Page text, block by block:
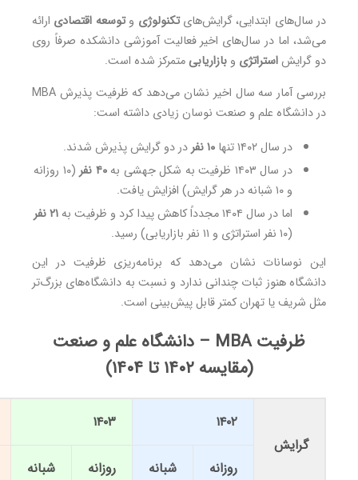
در سال‌های ابتدایی، گرایش‌هایتکنولوژی وتوسعه اقتصادی ارائه
می‌شد، اما در سال‌های اخیر فعالیت آموزشی دانشکده صرفاً روی
دو گرایش استراتژی و بازاریابیمتمرکز شده است.
بررسی آمار سه سال اخیر نشان می‌دهد که ظرفیت پذیرش MBA
در دانشگاه علم و صنعت نوسان زیادی داشته است:
در سال ۱۴۰۲ تنها
۱۰ نفر
در دو گرایش پذیرش شدند.
در سال ۱۴۰۳ ظرفیت به شکل جهشی به
۴۰ نفر
(۱۰ روزانه
و ۱۰ شبانه در هر گرایش) افزایش یافت.
اما در سال ۱۴۰۴ مجدداً کاهش پیدا کرد و ظرفیت به
۲۱ نفر
(۱۰ نفر استراتژی و ۱۱ نفر بازاریابی) رسید.
این نوسانات نشان می‌دهد که برنامه‌ریزی ظرفیت در این
دانشگاه هنوز ثبات چندانی ندارد و نسبت به دانشگاه‌های بزرگ‌تر
مثل شریف یا تهران کمتر قابل پیش‌بینی است.
ظرفیت MBA – دانشگاه علم و صنعت
(مقایسه ۱۴۰۲ تا ۱۴۰۴)
گرایش
۱۴۰۲ ۱۴۰۳
روزانه شبانه روزانه شبانه